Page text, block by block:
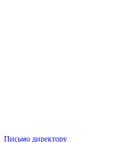
Письмо директору